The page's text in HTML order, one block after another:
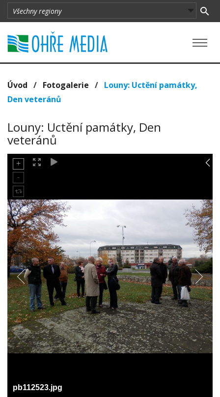
Úvod / Fotogalerie / Louny: Uctění památky,
Den veteránů
Louny: Uctění památky, Den
veteránů
pb112523.jpg